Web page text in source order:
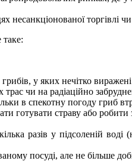
несанкціонованої торгівлі
таке:
у яких нечітко
чи на радіаційно
в спекотну погоду гриб
готувати страву або робити
разів у підсоленій
посуді, але не більше